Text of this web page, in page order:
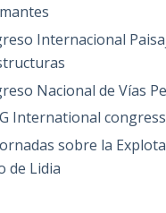
Internacional
Nacional de Vías
International
sobre la
de Lidia